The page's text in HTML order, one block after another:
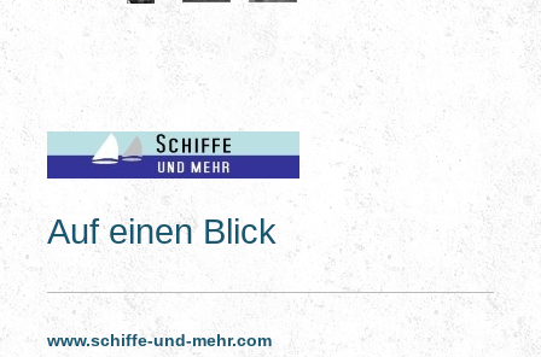
Auf einen Blick
www.schiffe-und-mehr.com